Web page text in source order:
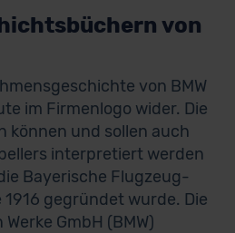
von
von BMW
im Firmenlogo wider. Die
können und sollen auch
interpretiert werden
Bayerische Flugzeug-
1916 gegründet wurde. Die
GmbH (BMW)